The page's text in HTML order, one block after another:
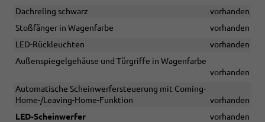
Dachreling schwarz
vorhanden
Stoßfänger in Wagenfarbe
vorhanden
LED-Rückleuchten
vorhanden
Außenspiegelgehäuse und Türgriffe in Wagenfarbe
vorhanden
Automatische Scheinwerfersteuerung mit Coming-
Home-/Leaving-Home-Funktion
vorhanden
LED-Scheinwerfer
vorhanden